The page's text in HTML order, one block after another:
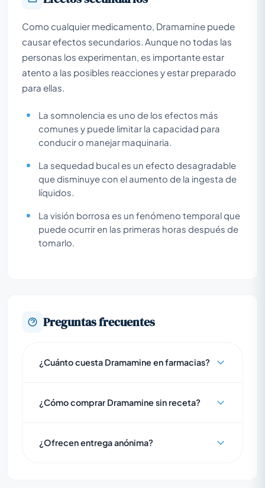
Como cualquier medicamento, Dramamine puede
causar efectos secundarios. Aunque no todas las
personas los experimentan, es importante estar
atento a las posibles reacciones y estar preparado
para ellas.
La somnolencia es uno de los efectos más
comunes y puede limitar la capacidad para
conducir o manejar maquinaria.
La sequedad bucal es un efecto desagradable
que disminuye con el aumento de la ingesta de
líquidos.
La visión borrosa es un fenómeno temporal que
puede ocurrir en las primeras horas después de
tomarlo.
Preguntas frecuentes
¿Cuánto cuesta Dramamine en farmacias?
¿Cómo comprar Dramamine sin receta?
¿Ofrecen entrega anónima?